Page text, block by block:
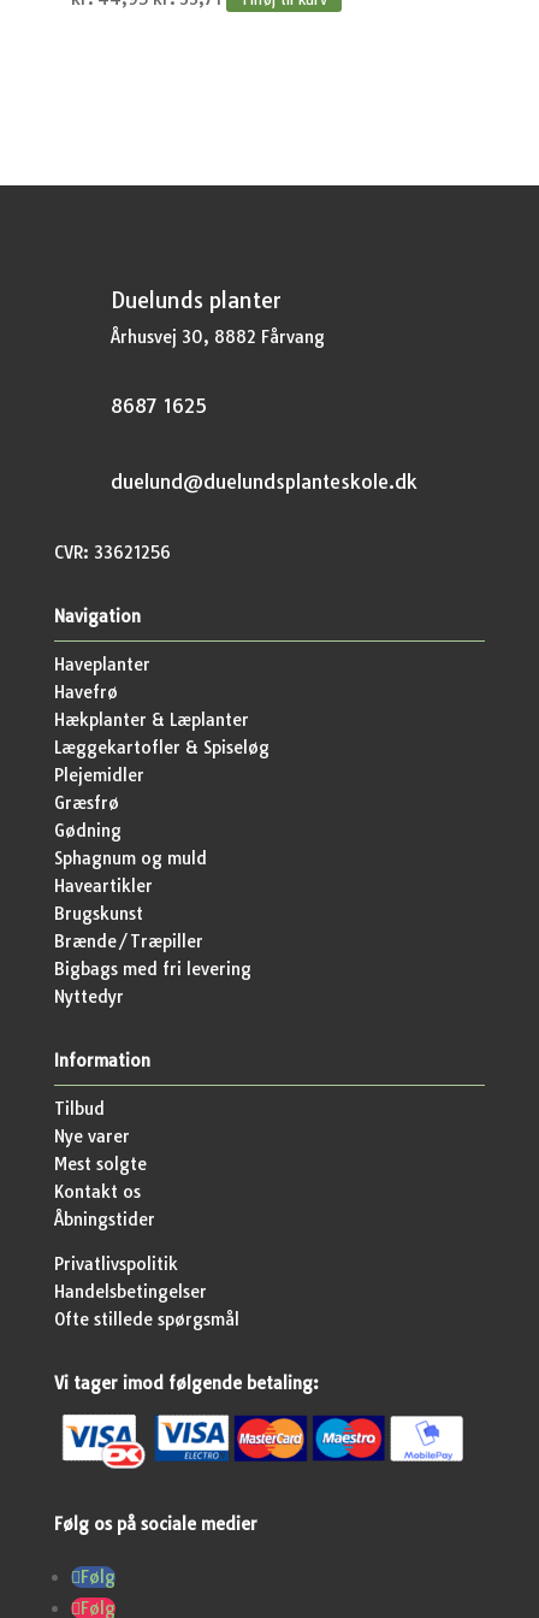
Duelunds planter
Århusvej 30, 8882 Fårvang
8687 1625
duelund@duelundsplanteskole.dk
CVR: 33621256
Navigation
Haveplanter
Havefrø
Hækplanter & Læplanter
Læggekartofler & Spiseløg
Plejemidler
Græsfrø
Gødning
Sphagnum og muld
Haveartikler
Brugskunst
Brænde/Træpiller
Bigbags med fri levering
Nyttedyr
Information
Tilbud
Nye varer
Mest solgte
Kontakt os
Åbningstider
Privatlivspolitik
Handelsbetingelser
Ofte stillede spørgsmål
Vi tager imod følgende betaling:
Følg os på sociale medier
Følg
Følg